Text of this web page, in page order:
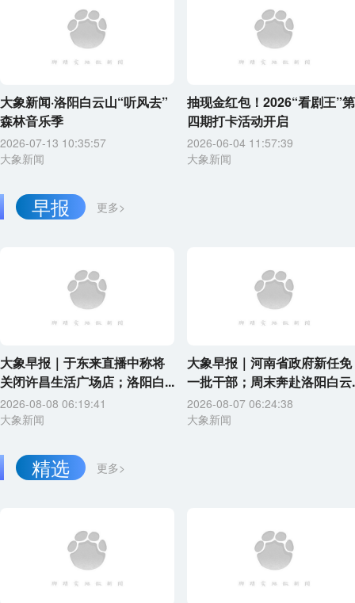
大象新闻·洛阳白云山“听风去”
森林音乐季
2026-07-13 10:35:57
大象新闻
抽现金红包！2026“看剧王”第
四期打卡活动开启
2026-06-04 11:57:39
大象新闻
更多>
早报
大象早报｜于东来直播中称将
关闭许昌生活广场店；洛阳白...
2026-08-08 06:19:41
大象新闻
大象早报｜河南省政府新任免
一批干部；周末奔赴洛阳白云
2026-08-07 06:24:38
大象新闻
更多>
精选